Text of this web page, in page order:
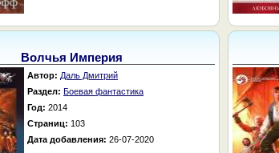
Волчья Империя
Автор: Даль Дмитрий
Раздел: Боевая фантастика
Год: 2014
Страниц: 103
Дата добавления: 26-07-2020